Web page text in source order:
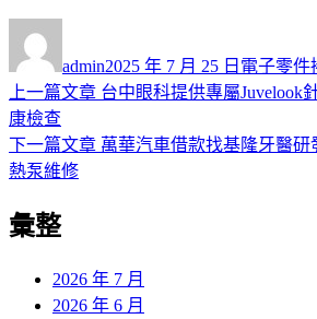
者
admin佈
日
2025 年 7 月 25 日 類
電子零件
文
章
導
覽
上一篇文章 上
篇
台中眼科提供專屬Juvelook
康檢查
下一篇文章 下
萬華汽車借款找基隆牙醫研
熱泵維修
彙整
2026 年 7 月
2026 年 6 月